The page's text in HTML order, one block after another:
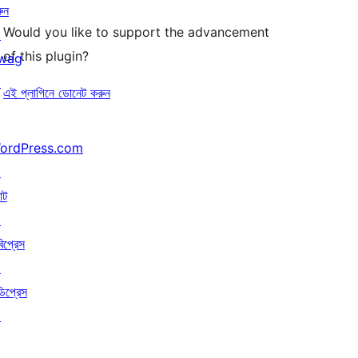
Would you like to support the advancement
of this plugin?
এই প্লাগিনে ডোনেট করুন